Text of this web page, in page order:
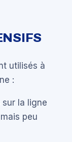
utilisés à
:
la ligne
peu